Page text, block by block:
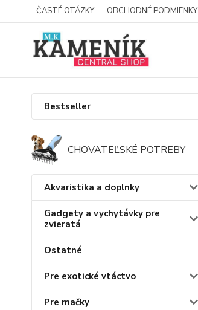
ČASTÉ OTÁZKY OBCHODNÉ PODMIENKY
Bestseller
CHOVATEĽSKÉ POTREBY
Akvaristika a doplnky
Gadgety a vychytávky pre
zvieratá
Ostatné
Pre exotické vtáctvo
Pre mačky